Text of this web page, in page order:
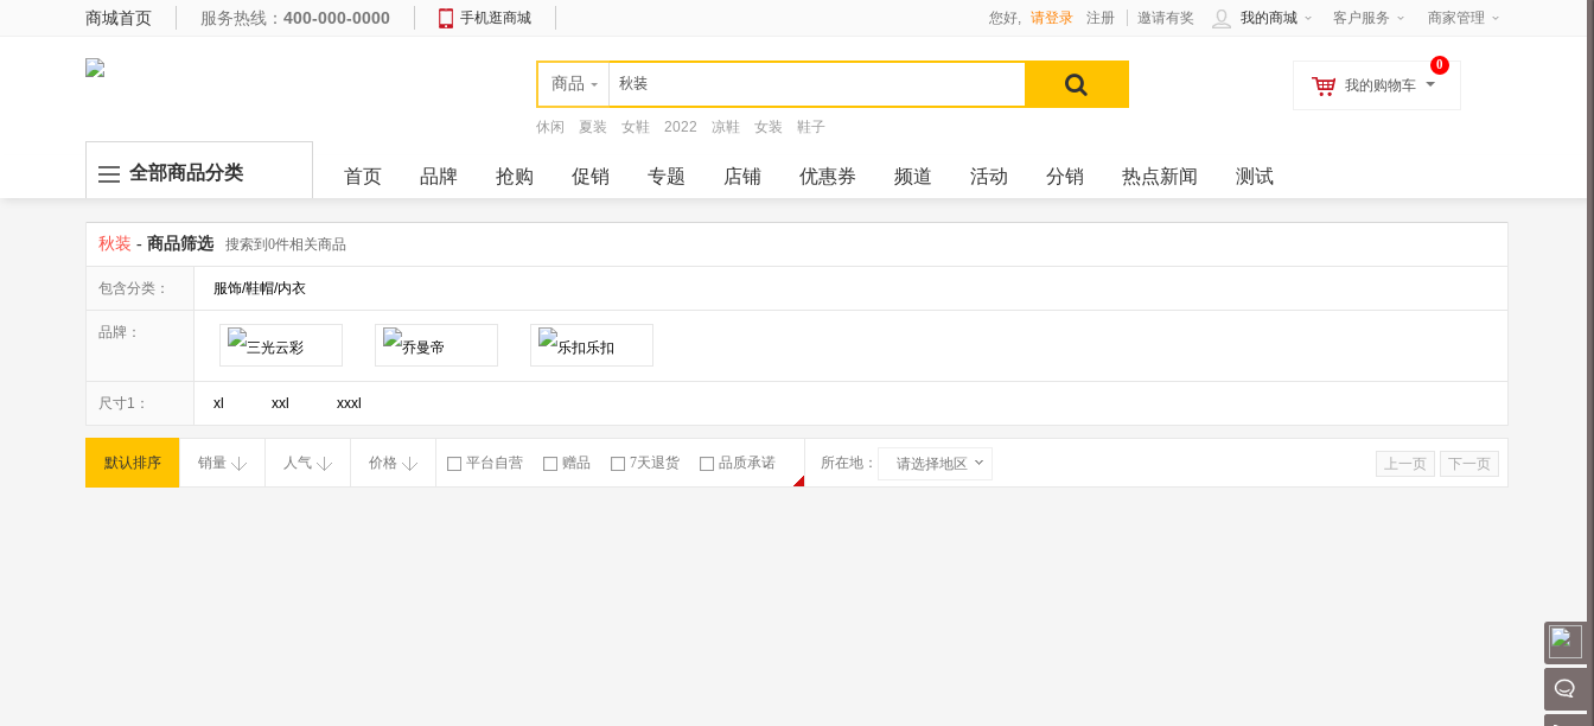
聊
商城首页 服务热线： 400-000-0000 手机逛商城 客户服务 商家管理
我的商城
您好, 请登录 注册 邀请有奖
商品
休闲 夏装 女鞋 2022 凉鞋 女装 鞋子
0
我的购物车
全部商品分类 首页 品牌 抢购 促销 专题 店铺 优惠券 频道 活动 分销 热点新闻 测试
秋装 - 商品筛选 搜索到0件相关商品
包含分类： 服饰/鞋帽/内衣
品牌：
尺寸1： xl xxl xxxl
上一页 下一页
默认排序 销量 人气 价格 平台自营 赠品 7天退货 品质承诺 所在地： 请选择地区